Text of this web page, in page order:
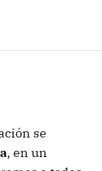
se
, en un